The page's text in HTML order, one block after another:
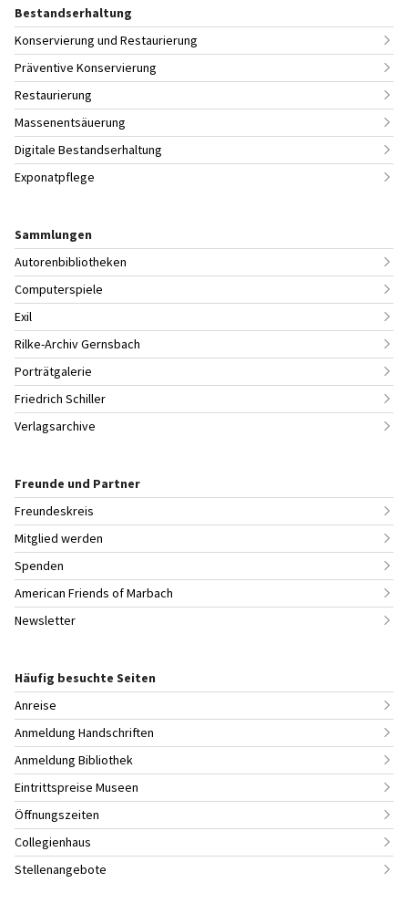
Bestandserhaltung
Konservierung und Restaurierung
Präventive Konservierung
Restaurierung
Massenentsäuerung
Digitale Bestandserhaltung
Exponatpflege
Sammlungen
Autorenbibliotheken
Computerspiele
Exil
Rilke-Archiv Gernsbach
Porträtgalerie
Friedrich Schiller
Verlagsarchive
Freunde und Partner
Freundeskreis
Mitglied werden
Spenden
American Friends of Marbach
Newsletter
Häufig besuchte Seiten
Anreise
Anmeldung Handschriften
Anmeldung Bibliothek
Eintrittspreise Museen
Öffnungszeiten
Collegienhaus
Stellenangebote